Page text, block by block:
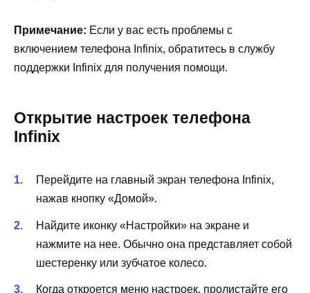
Примечание: Если у вас есть проблемы с
включением телефона Infinix, обратитесь в службу
поддержки Infinix для получения помощи.
Открытие настроек телефона
Infinix
Перейдите на главный экран телефона Infinix,
нажав кнопку «Домой».
Найдите иконку «Настройки» на экране и
нажмите на нее. Обычно она представляет собой
шестеренку или зубчатое колесо.
Когда откроется меню настроек, пролистайте его